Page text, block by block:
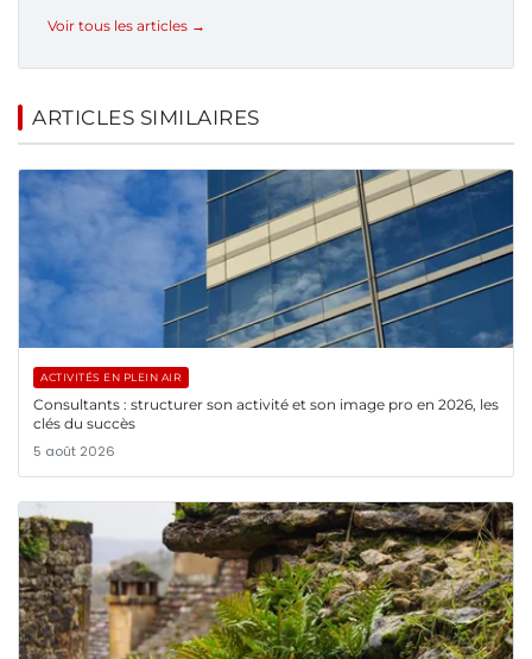
Voir tous les articles →
ARTICLES SIMILAIRES
ACTIVITÉS EN PLEIN AIR
Consultants : structurer son activité et son image pro en 2026, les
clés du succès
5 août 2026